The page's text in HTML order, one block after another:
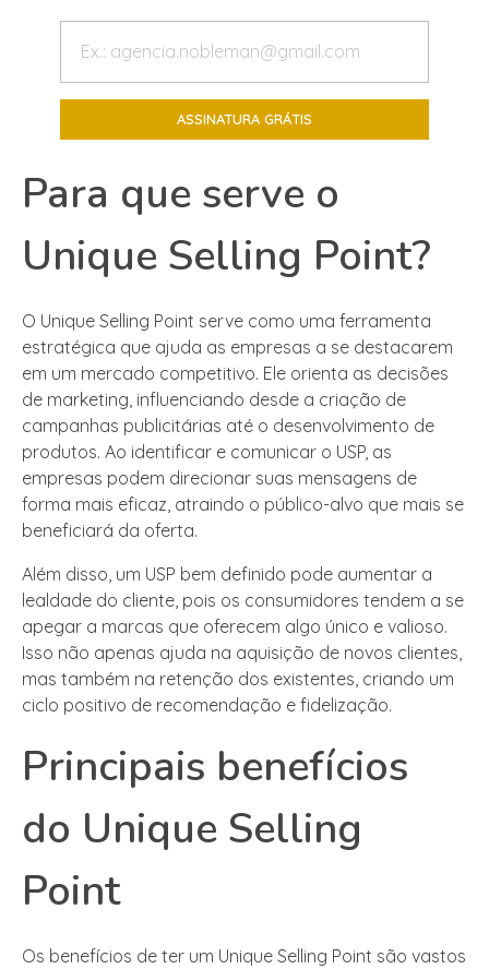
Para que serve o
Unique Selling Point?
O Unique Selling Point serve como uma ferramenta
estratégica que ajuda as empresas a se destacarem
em um mercado competitivo. Ele orienta as decisões
de marketing, influenciando desde a criação de
campanhas publicitárias até o desenvolvimento de
produtos. Ao identificar e comunicar o USP, as
empresas podem direcionar suas mensagens de
forma mais eficaz, atraindo o público-alvo que mais se
beneficiará da oferta.
Além disso, um USP bem definido pode aumentar a
lealdade do cliente, pois os consumidores tendem a se
apegar a marcas que oferecem algo único e valioso.
Isso não apenas ajuda na aquisição de novos clientes,
mas também na retenção dos existentes, criando um
ciclo positivo de recomendação e fidelização.
Principais benefícios
do Unique Selling
Point
Os benefícios de ter um Unique Selling Point são vastos